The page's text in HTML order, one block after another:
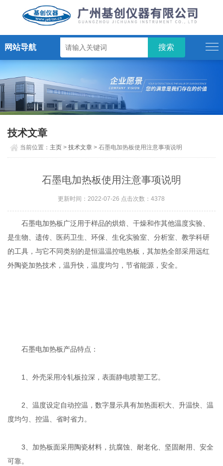
网站导航
技术文章
当前位置： 主页 >技术文章 > 石墨电加热板使用注意事项说明
石墨电加热板使用注意事项说明
更新时间：2022-07-26 点击次数：4378
石墨电加热板广泛用于样品的烘焙、干燥和作其他温度实验、
是生物、遗传、医药卫生、环保、生化实验室、分析室、教学科研
的工具，与它不同类别的是恒温温控电热板，其加热全部采用远红
外陶瓷加热技术，温升快，温度均匀，节省能源，安全。
石墨电加热板产品特点：
1、外壳采用冷轧板拉深，表面静电喷塑工艺。
2、温度设定自动控温，数字显示具有加热面积大、升温快、温
度均匀、控温、省时省力。
3、加热板面采用陶瓷材料，抗腐蚀、耐老化、坚固耐用、安全
可靠。